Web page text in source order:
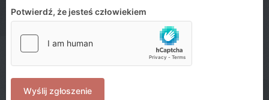
Potwierdź, że jesteś człowiekiem
Wyślij zgłoszenie